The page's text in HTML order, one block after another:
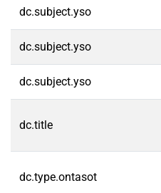
dc.subject.yso
dc.subject.yso
dc.subject.yso
dc.title
dc.type.ontasot